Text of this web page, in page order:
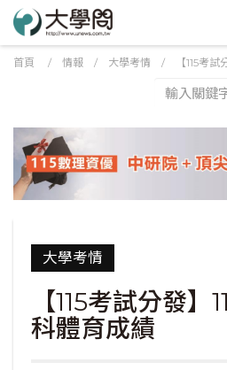
首頁 / 情報 / 大學考情 / 【115考
大學考情
【115考試分發】
科體育成績